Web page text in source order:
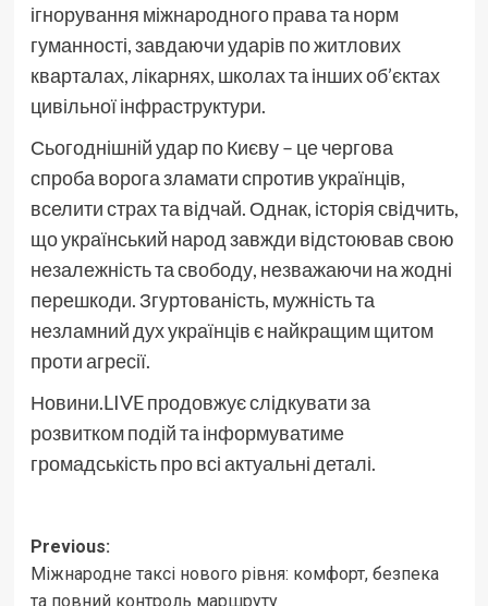
ігнорування міжнародного права та норм
гуманності, завдаючи ударів по житлових
кварталах, лікарнях, школах та інших об’єктах
цивільної інфраструктури.
Сьогоднішній удар по Києву – це чергова
спроба ворога зламати спротив українців,
вселити страх та відчай. Однак, історія свідчить,
що український народ завжди відстоював свою
незалежність та свободу, незважаючи на жодні
перешкоди. Згуртованість, мужність та
незламний дух українців є найкращим щитом
проти агресії.
Новини.LIVE продовжує слідкувати за
розвитком подій та інформуватиме
громадськість про всі актуальні деталі.
Post
navigation
Previous:
Міжнародне таксі нового рівня: комфорт, безпека
та повний контроль маршруту